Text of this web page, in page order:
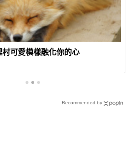
可愛模樣融化你的心
Recommended by